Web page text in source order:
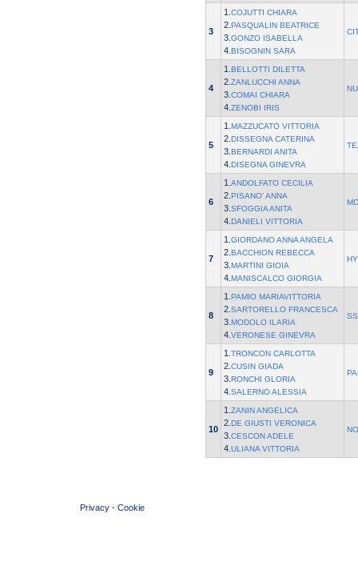
3
1. COJUTTI CHIARA
2. PASQUALIN BEATRICE
3. GONZO ISABELLA
4. BISOGNIN SARA
4
1. BELLOTTI DILETTA
2. ZANLUCCHI ANNA
3. COMAI CHIARA
4. ZENOBI IRIS
5
1. MAZZUCATO VITTORIA
2. DISSEGNA CATERINA
3. BERNARDI ANITA
4. DISEGNA GINEVRA
6
1. ANDOLFATO CECILIA
2. PISANO' ANNA
3. SFOGGIA ANITA
4. DANIELI VITTORIA
7
1. GIORDANO ANNA ANGELA
2. BACCHION REBECCA
3. MARTINI GIOIA
4. MANISCALCO GIORGIA
8
1. PAMIO MARIAVITTORIA
2. SARTORELLO FRANCESCA
3. MODOLO ILARIA
4. VERONESE GINEVRA
9
1. TRONCON CARLOTTA
2. CUSIN GIADA
3. RONCHI GLORIA
4. SALERNO ALESSIA
10
1. ZANIN ANGELICA
2. DE GIUSTI VERONICA
3. CESCON ADELE
4. ULIANA VITTORIA
Privacy - Cookie